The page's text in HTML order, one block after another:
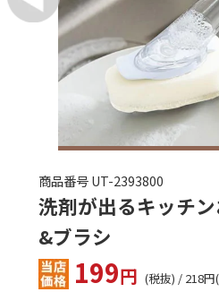
商品番号 UT-2393800
洗剤が出るキッチ
&ブラシ
199円 (税抜) / 218円